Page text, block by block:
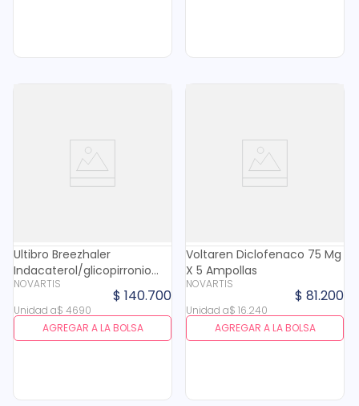
Ultibro Breezhaler
Indacaterol/glicopirronio
110/50mg Inhalador X 30
Cap
NOVARTIS
$ 140.700
Unidad a$ 4690
AGREGAR A LA BOLSA
Voltaren Diclofenaco 75 Mg
X 5 Ampollas
NOVARTIS
$ 81.200
Unidad a$ 16.240
AGREGAR A LA BOLSA